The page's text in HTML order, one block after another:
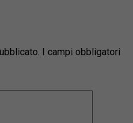
I campi obbligatori